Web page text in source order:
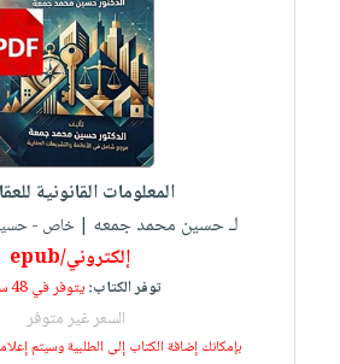
المعلومات القانونية
لـ حسين محمد جمعه | خاص -
إلكتروني/epub
توفر الكتاب:يتوفر في 48 ساعة
السعر غير متوفر
بإمكانك إضافة الكتاب إلى الطلبية وسيتم